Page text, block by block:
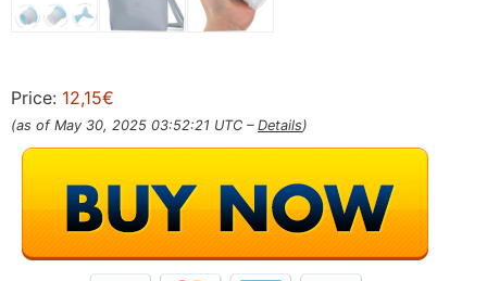
Price: 12,15€
(as of May 30, 2025 03:52:21 UTC – Details)